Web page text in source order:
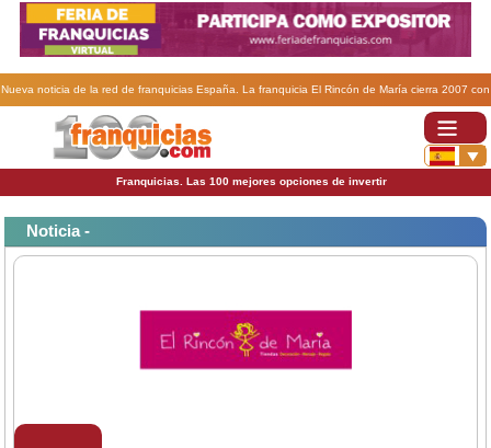
Nueva noticia de la red de franquicias España. La franquicia El Rincón de María cierra 2007 con
un incremento del 128% en sus ventas.
Franquicias. Las 100 mejores opciones de invertir
Noticia -